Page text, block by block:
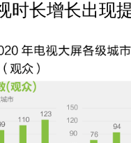
时长增长出现